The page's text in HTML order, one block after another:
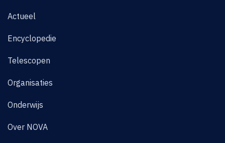
Actueel
Encyclopedie
Telescopen
Organisaties
Onderwijs
Over NOVA